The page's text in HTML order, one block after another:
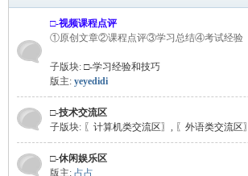
□-视频课程点评
①原创文章②课程点评③学习总结④考试经验
子版块: □-学习经验和技巧
版主: yeyedidi
□-技术交流区
子版块: 〖计算机类交流区〗 , 〖外语类交流区〗
□-休闲娱乐区
版主: 占占